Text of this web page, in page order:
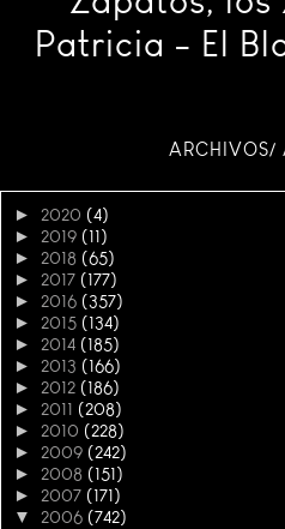
Patricia - El
ARCHIVOS/
► 2020 (4)
► 2019 (11)
► 2018 (65)
► 2017 (177)
► 2016 (357)
► 2015 (134)
► 2014 (185)
► 2013 (166)
► 2012 (186)
► 2011 (208)
► 2010 (228)
► 2009 (242)
► 2008 (151)
► 2007 (171)
▼ 2006 (742)